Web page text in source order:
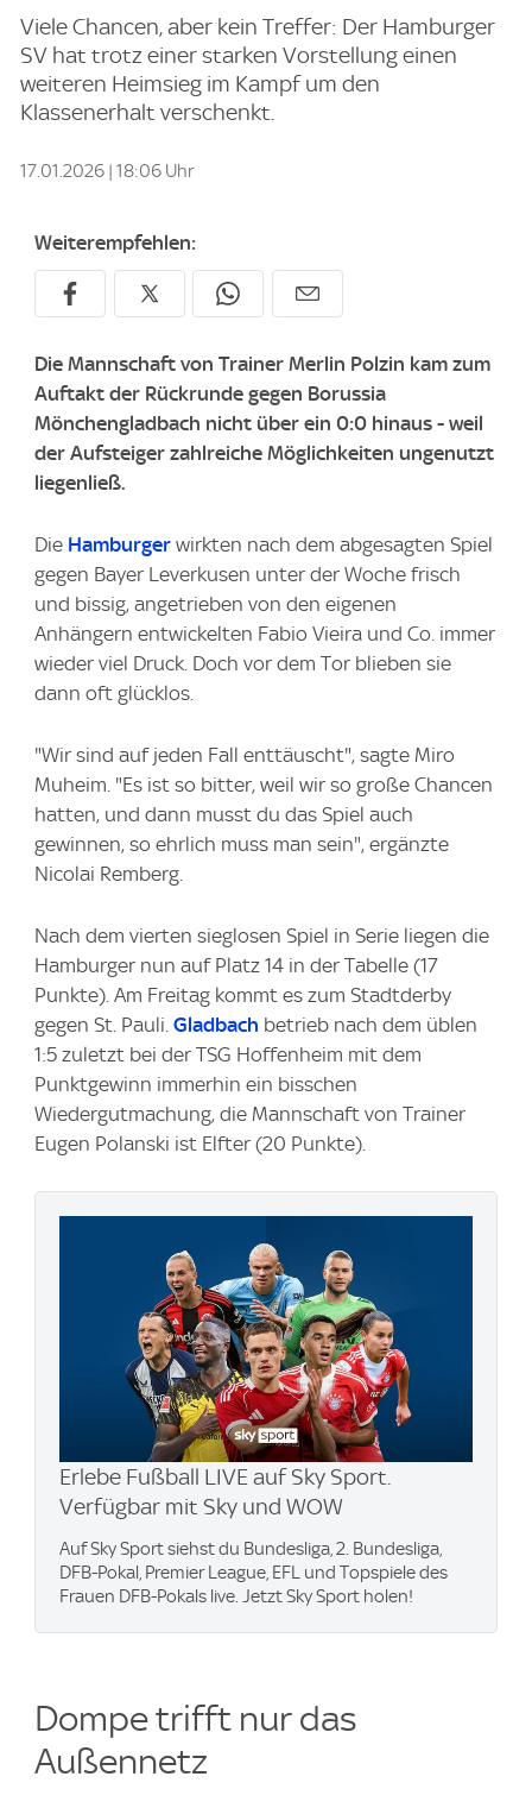
Viele Chancen, aber kein Treffer: Der Hamburger
SV hat trotz einer starken Vorstellung einen
weiteren Heimsieg im Kampf um den
Klassenerhalt verschenkt.
17.01.2026 | 18:06 Uhr
Weiterempfehlen:
Die Mannschaft von Trainer Merlin Polzin kam zum
Auftakt der Rückrunde gegen Borussia
Mönchengladbach nicht über ein 0:0 hinaus - weil
der Aufsteiger zahlreiche Möglichkeiten ungenutzt
liegenließ.
Die Hamburger wirkten nach dem abgesagten Spiel
gegen Bayer Leverkusen unter der Woche frisch
und bissig, angetrieben von den eigenen
Anhängern entwickelten Fabio Vieira und Co. immer
wieder viel Druck. Doch vor dem Tor blieben sie
dann oft glücklos.
"Wir sind auf jeden Fall enttäuscht", sagte Miro
Muheim. "Es ist so bitter, weil wir so große Chancen
hatten, und dann musst du das Spiel auch
gewinnen, so ehrlich muss man sein", ergänzte
Nicolai Remberg.
Nach dem vierten sieglosen Spiel in Serie liegen die
Hamburger nun auf Platz 14 in der Tabelle (17
Punkte). Am Freitag kommt es zum Stadtderby
gegen St. Pauli. Gladbach betrieb nach dem üblen
1:5 zuletzt bei der TSG Hoffenheim mit dem
Punktgewinn immerhin ein bisschen
Wiedergutmachung, die Mannschaft von Trainer
Eugen Polanski ist Elfter (20 Punkte).
Erlebe Fußball LIVE auf Sky Sport.
Verfügbar mit Sky und WOW
Auf Sky Sport siehst du Bundesliga, 2. Bundesliga,
DFB-Pokal, Premier League, EFL und Topspiele des
Frauen DFB-Pokals live. Jetzt Sky Sport holen!
Dompe trifft nur das
Außennetz